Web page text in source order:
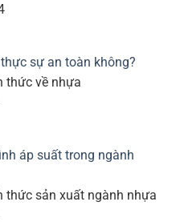
sự an toàn không?
thức về nhựa
áp suất trong ngành
thức sản xuất ngành nhựa